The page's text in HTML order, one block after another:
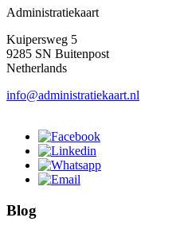
Administratiekaart
Kuipersweg 5
9285 SN Buitenpost
Netherlands
info@administratiekaart.nl
Blog